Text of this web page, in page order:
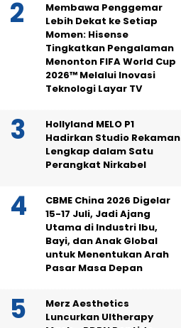
Membawa Penggemar
Lebih Dekat ke Setiap
Momen: Hisense
Tingkatkan Pengalaman
Menonton FIFA World Cup
2026™ Melalui Inovasi
Teknologi Layar TV
Hollyland MELO P1
Hadirkan Studio Rekaman
Lengkap dalam Satu
Perangkat Nirkabel
CBME China 2026 Digelar
15-17 Juli, Jadi Ajang
Utama di Industri Ibu,
Bayi, dan Anak Global
untuk Menentukan Arah
Pasar Masa Depan
Merz Aesthetics
Luncurkan Ultherapy